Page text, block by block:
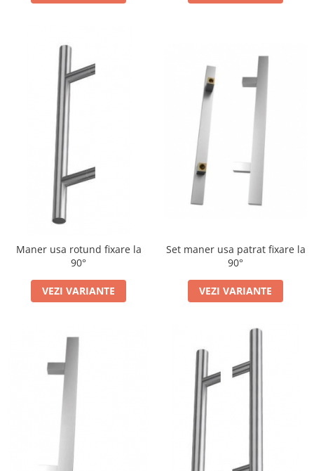
Maner usa rotund fixare la
90°
VEZI VARIANTE
Set maner usa patrat fixare la
90°
VEZI VARIANTE